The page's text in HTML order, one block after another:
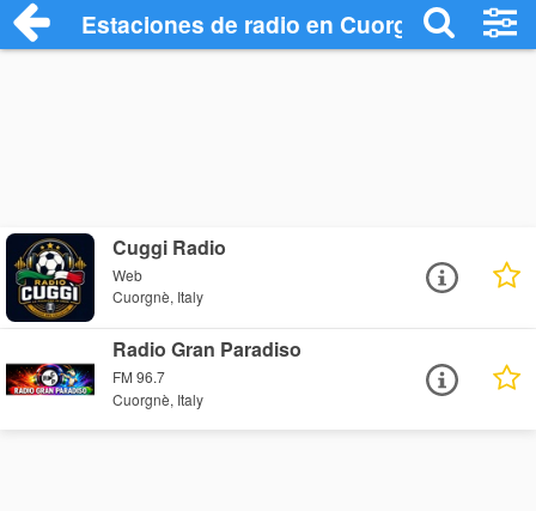
Estaciones de radio en Cuorgnè -
Cuggi Radio
Web
Cuorgnè, Italy
Radio Gran Paradiso
FM 96.7
Cuorgnè, Italy